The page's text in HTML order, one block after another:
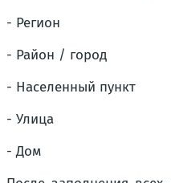
- Регион
- Район / город
- Населенный пункт
- Улица
- Дом